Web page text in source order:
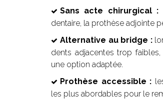
Sans acte chirurgical :
dentaire, la prothèse adjointe
Alternative au bridge :
dents adjacentes trop
une option adaptée.
Prothèse accessible :
les plus abordables pour le